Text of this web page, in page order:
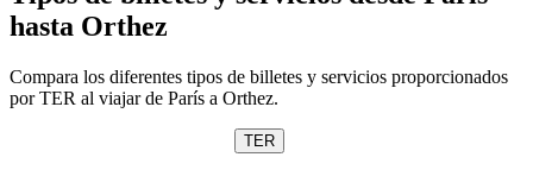
hasta Orthez
Compara los diferentes tipos de billetes y servicios proporcionados
por TER al viajar de París a Orthez.
TER